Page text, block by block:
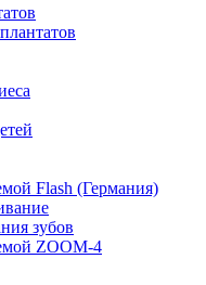
Flash (Германия)
зубов
ZOOM-4